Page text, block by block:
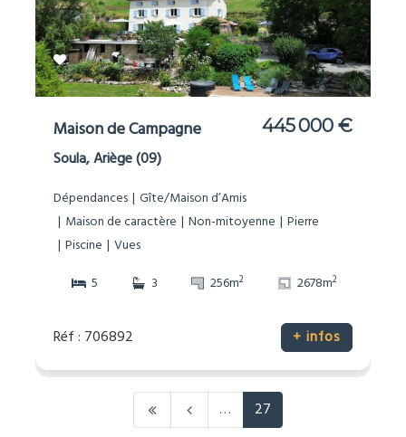
Maison de Campagne 445 000 €
Soula, Ariège (09)
Dépendances Gîte/Maison d’Amis
Maison de caractère
Non-mitoyenne
Pierre
Piscine
Vues
5
3 256m2 2678m2
Réf : 706892 + infos
… 27